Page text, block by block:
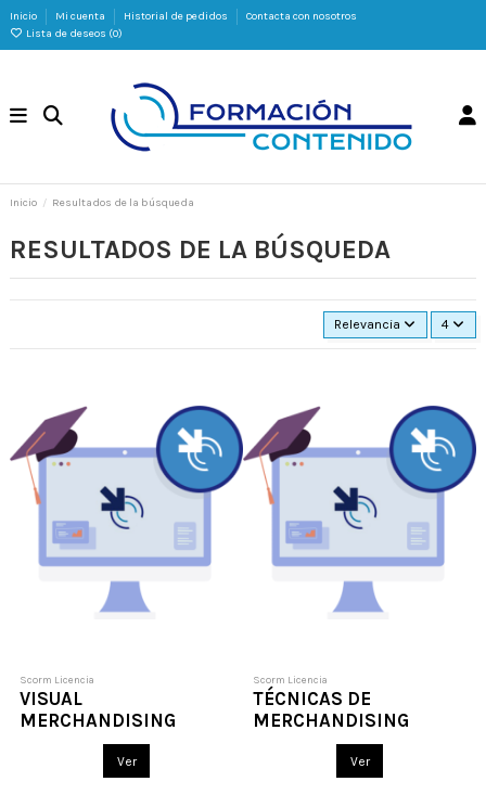
Inicio Mi cuenta Historial de pedidos
Contacta con nosotros
Lista de deseos (0)
Inicio Resultados de la búsqueda
RESULTADOS DE LA BÚSQUEDA
Relevancia 4
Scorm Licencia
VISUAL
MERCHANDISING
Ver
Scorm Licencia
TÉCNICAS DE
MERCHANDISING
Ver